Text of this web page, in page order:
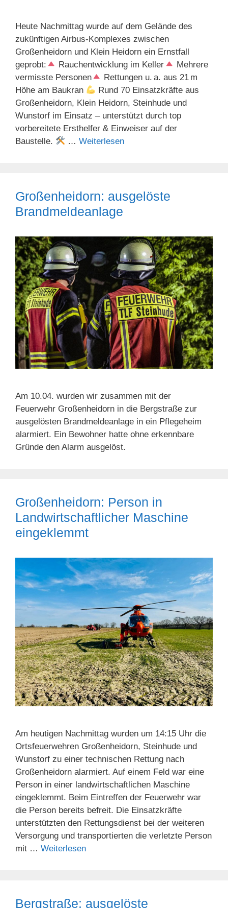
Heute Nachmittag wurde auf dem Gelände des
zukünftigen Airbus-Komplexes zwischen
Großenheidorn und Klein Heidorn ein Ernstfall
geprobt:
Rauchentwicklung im Keller
Mehrere
vermisste Personen
Rettungen u. a. aus 21 m
Höhe am Baukran
Rund 70 Einsatzkräfte aus
Großenheidorn, Klein Heidorn, Steinhude und
Wunstorf im Einsatz – unterstützt durch top
vorbereitete Ersthelfer & Einweiser auf der
Baustelle.
…Weiterlesen
Großenheidorn: ausgelöste
Brandmeldeanlage
Am 10.04. wurden wir zusammen mit der
Feuerwehr Großenheidorn in die Bergstraße zur
ausgelösten Brandmeldeanlage in ein Pflegeheim
alarmiert. Ein Bewohner hatte ohne erkennbare
Gründe den Alarm ausgelöst.
Großenheidorn: Person in
Landwirtschaftlicher Maschine
eingeklemmt
Am heutigen Nachmittag wurden um 14:15 Uhr die
Ortsfeuerwehren Großenheidorn, Steinhude und
Wunstorf zu einer technischen Rettung nach
Großenheidorn alarmiert. Auf einem Feld war eine
Person in einer landwirtschaftlichen Maschine
eingeklemmt. Beim Eintreffen der Feuerwehr war
die Person bereits befreit. Die Einsatzkräfte
unterstützten den Rettungsdienst bei der weiteren
Versorgung und transportierten die verletzte Person
mit … Weiterlesen
Bergstraße: ausgelöste